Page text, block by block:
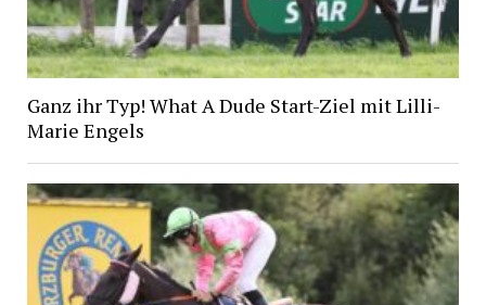
Ganz ihr Typ! What A Dude Start-Ziel mit Lilli-
Marie Engels